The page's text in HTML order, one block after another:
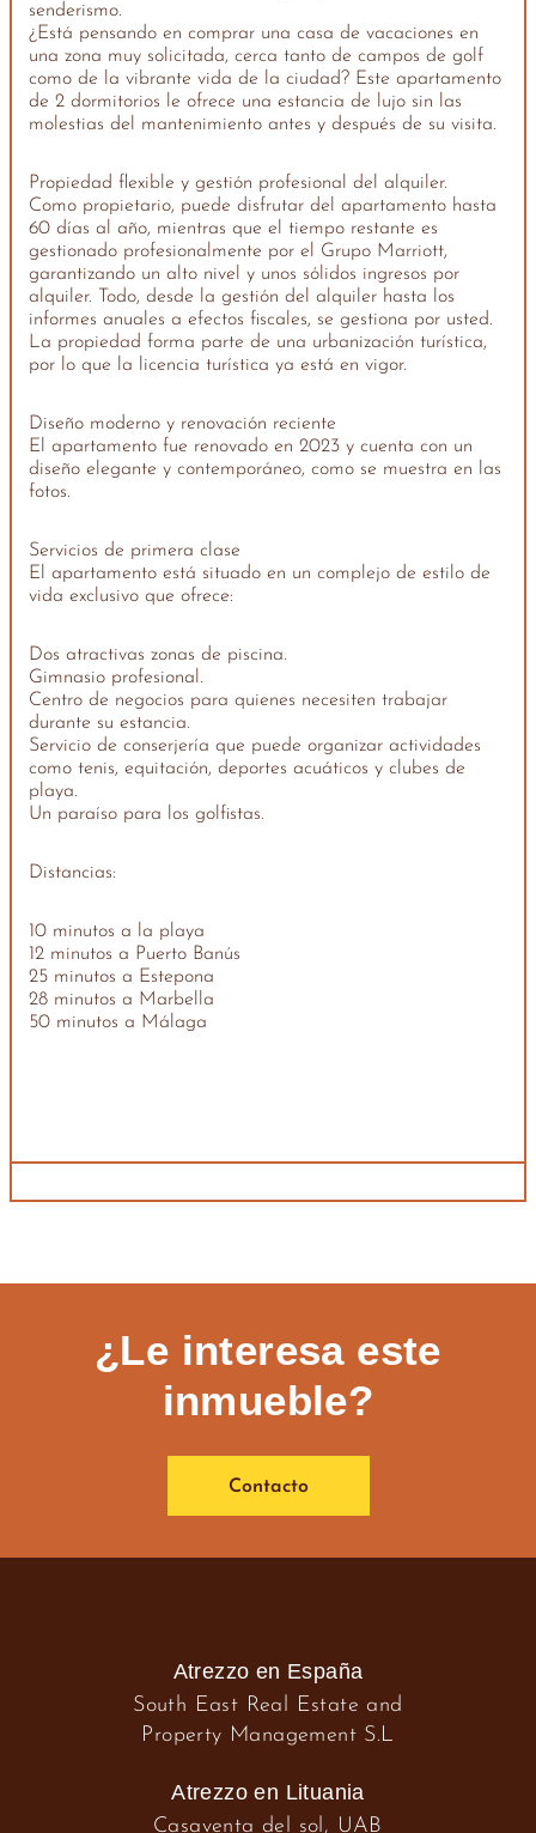
senderismo.
¿Está pensando en comprar una casa de vacaciones en
una zona muy solicitada, cerca tanto de campos de golf
como de la vibrante vida de la ciudad? Este apartamento
de 2 dormitorios le ofrece una estancia de lujo sin las
molestias del mantenimiento antes y después de su visita.
Propiedad flexible y gestión profesional del alquiler.
Como propietario, puede disfrutar del apartamento hasta
60 días al año, mientras que el tiempo restante es
gestionado profesionalmente por el Grupo Marriott,
garantizando un alto nivel y unos sólidos ingresos por
alquiler. Todo, desde la gestión del alquiler hasta los
informes anuales a efectos fiscales, se gestiona por usted.
La propiedad forma parte de una urbanización turística,
por lo que la licencia turística ya está en vigor.
Diseño moderno y renovación reciente
El apartamento fue renovado en 2023 y cuenta con un
diseño elegante y contemporáneo, como se muestra en las
fotos.
Servicios de primera clase
El apartamento está situado en un complejo de estilo de
vida exclusivo que ofrece:
Dos atractivas zonas de piscina.
Gimnasio profesional.
Centro de negocios para quienes necesiten trabajar
durante su estancia.
Servicio de conserjería que puede organizar actividades
como tenis, equitación, deportes acuáticos y clubes de
playa.
Un paraíso para los golfistas.
Distancias:
10 minutos a la playa
12 minutos a Puerto Banús
25 minutos a Estepona
28 minutos a Marbella
50 minutos a Málaga
¿Le interesa este
inmueble?
Contacto
Atrezzo en España
South East Real Estate and
Property Management S.L
Atrezzo en Lituania
Casaventa del sol, UAB